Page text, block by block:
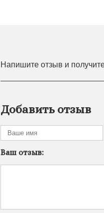
Напишите отзыв и
Добавить отзыв
Ваш отзыв: